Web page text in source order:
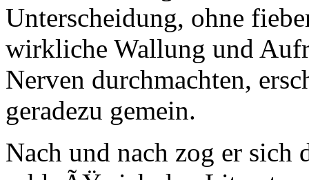
Unterscheidung, ohne
wirkliche Wallung und
Nerven durchmachten,
geradezu gemein.
Nach und nach zog er